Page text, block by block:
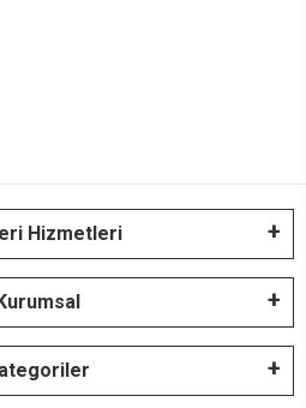
Hizmetleri